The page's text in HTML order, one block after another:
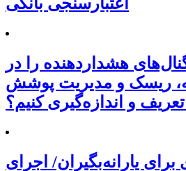
اعتبارسنجی بانکی
هشداردهنده را در
ریسک و مدیریت پوشش
و اندازه‌گیری کنیم؟
یارانه‌بگیران/ اجرای